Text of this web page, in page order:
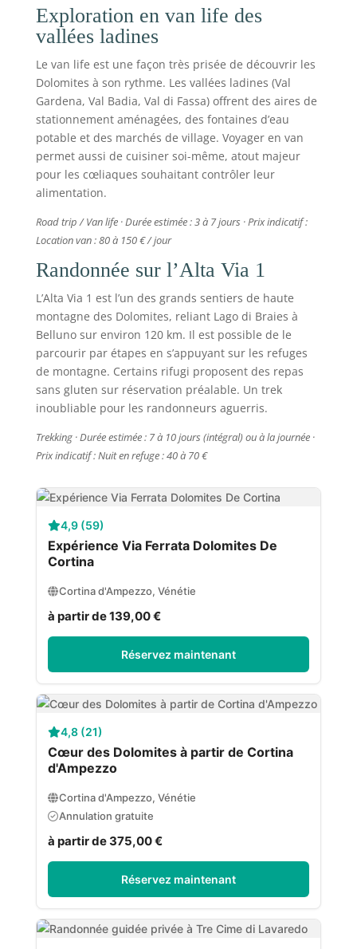
Exploration en van life des
vallées ladines
Le van life est une façon très prisée de découvrir les
Dolomites à son rythme. Les vallées ladines (Val
Gardena, Val Badia, Val di Fassa) offrent des aires de
stationnement aménagées, des fontaines d’eau
potable et des marchés de village. Voyager en van
permet aussi de cuisiner soi-même, atout majeur
pour les cœliaques souhaitant contrôler leur
alimentation.
Road trip / Van life · Durée estimée : 3 à 7 jours · Prix indicatif :
Location van : 80 à 150 € / jour
Randonnée sur l’Alta Via 1
L’Alta Via 1 est l’un des grands sentiers de haute
montagne des Dolomites, reliant Lago di Braies à
Belluno sur environ 120 km. Il est possible de le
parcourir par étapes en s’appuyant sur les refuges
de montagne. Certains rifugi proposent des repas
sans gluten sur réservation préalable. Un trek
inoubliable pour les randonneurs aguerris.
Trekking · Durée estimée : 7 à 10 jours (intégral) ou à la journée ·
Prix indicatif : Nuit en refuge : 40 à 70 €
4,9 (59)
Expérience Via Ferrata Dolomites De
Cortina
Cortina d'Ampezzo, Vénétie
à partir de 139,00 €
Réservez maintenant
4,8 (21)
Cœur des Dolomites à partir de Cortina
d'Ampezzo
Cortina d'Ampezzo, Vénétie
Annulation gratuite
à partir de 375,00 €
Réservez maintenant